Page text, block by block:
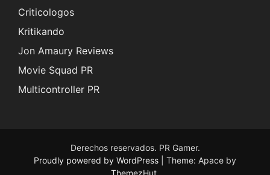
Criticologos
Kritikando
Jon Amaury Reviews
Movie Squad PR
Multicontroller PR
Derechos reservados. PR Gamer.
Proudly powered by WordPress
Theme: Apace by